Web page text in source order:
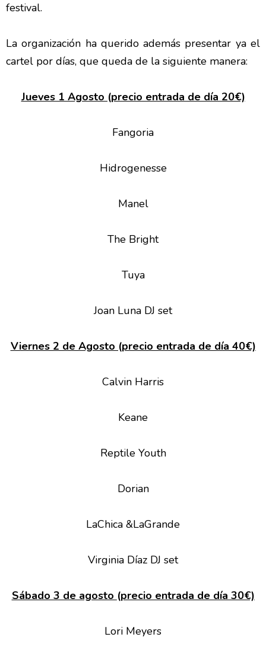
festival.
La organización ha querido además presentar ya el
cartel por días, que queda de la siguiente manera:
Jueves 1 Agosto (precio entrada de día 20€)
Fangoria
Hidrogenesse
Manel
The Bright
Tuya
Joan Luna DJ set
Viernes 2 de Agosto (precio entrada de día 40€)
Calvin Harris
Keane
Reptile Youth
Dorian
LaChica &LaGrande
Virginia Díaz DJ set
Sábado 3 de agosto (precio entrada de día 30€)
Lori Meyers